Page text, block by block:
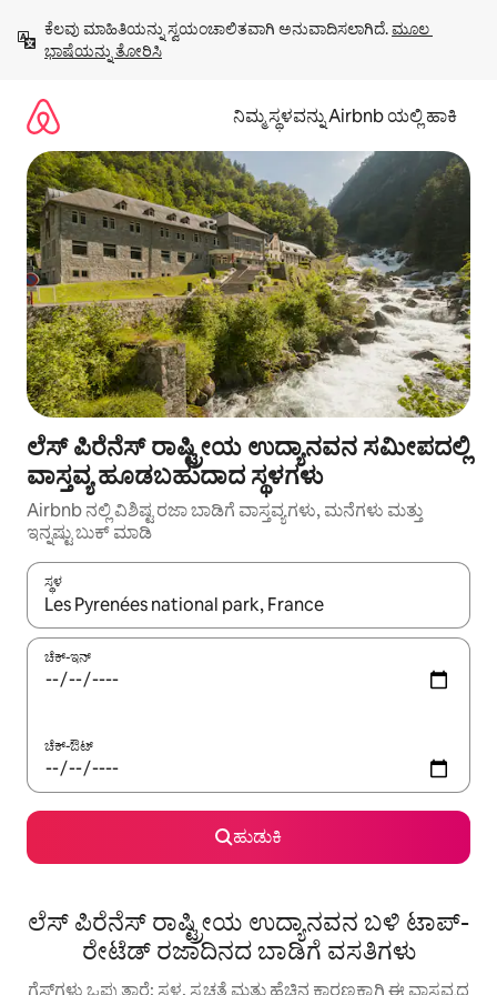
ಹೋಗಿ
ಕೆಲವು ಮಾಹಿತಿಯನ್ನು ಸ್ವಯಂಚಾಲಿತವಾಗಿ ಅನುವಾದಿಸಲಾಗಿದೆ. ಮೂಲ
ಭಾಷೆಯನ್ನು ತೋರಿಸಿ
ನಿಮ್ಮ ಸ್ಥಳವನ್ನು Airbnb ಯಲ್ಲಿ ಹಾಕಿ
ಲೆಸ್ ಪಿರೆನೆಸ್ ರಾಷ್ಟ್ರೀಯ ಉದ್ಯಾನವನ ಸಮೀಪದಲ್ಲಿ
ವಾಸ್ತವ್ಯ ಹೂಡಬಹುದಾದ ಸ್ಥಳಗಳು
Airbnb ನಲ್ಲಿ ವಿಶಿಷ್ಟ ರಜಾ ಬಾಡಿಗೆ ವಾಸ್ತವ್ಯಗಳು, ಮನೆಗಳು ಮತ್ತು
ಇನ್ನಷ್ಟು ಬುಕ್ ಮಾಡಿ
ಸ್ಥಳ
ಫಲಿತಾಂಶಗಳು ಲಭ್ಯವಿರುವಾಗ, ಅಪ್ ಮತ್ತು ಡೌನ್ ಬಾಣದ ಕೀಲಿಗಳೊಂದಿಗೆ
ಚೆಕ್-ಇನ್
ಚೆಕ್-ಔಟ್
ಹುಡುಕಿ
ಲೆಸ್ ಪಿರೆನೆಸ್ ರಾಷ್ಟ್ರೀಯ ಉದ್ಯಾನವನ ಬಳಿ ಟಾಪ್-
ರೇಟೆಡ್ ರಜಾದಿನದ ಬಾಡಿಗೆ ವಸತಿಗಳು
ಗೆಸ್ಟ್‌ಗಳು ಒಪ್ಪುತ್ತಾರೆ: ಸ್ಥಳ, ಸ್ವಚ್ಛತೆ ಮತ್ತು ಹೆಚ್ಚಿನ ಕಾರಣಕ್ಕಾಗಿ ಈ ವಾಸ್ತವ್ಯದ